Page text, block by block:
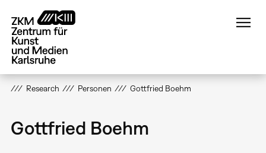
zum
Inhalt
Research Personen Gottfried Boehm
Gottfried Boehm